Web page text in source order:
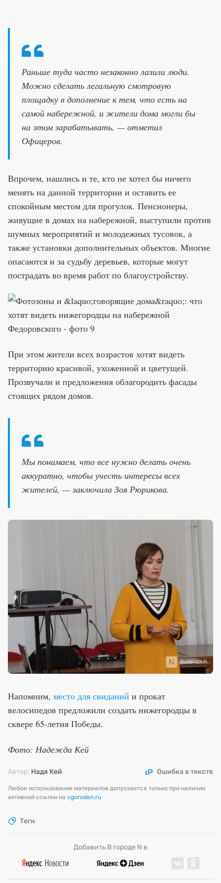
Раньше туда часто незаконно лазили люди.
Можно сделать легальную смотровую
площадку в дополнение к тем, что есть на
самой набережной, и жители дома могли бы
на этом зарабатывать, — отметил
Офицеров.
Впрочем, нашлись и те, кто не хотел бы ничего
менять на данной территории и оставить ее
спокойным местом для прогулок. Пенсионеры,
живущие в домах на набережной, выступили против
шумных мероприятий и молодежных тусовок, а
также установки дополнительных объектов. Многие
опасаются и за судьбу деревьев, которые могут
пострадать во время работ по благоустройству.
При этом жители всех возрастов хотят видеть
территорию красивой, ухоженной и цветущей.
Прозвучали и предложения облагородить фасады
стоящих рядом домов.
Мы понимаем, что все нужно делать очень
аккуратно, чтобы учесть интересы всех
жителей, — заключила Зоя Рюрикова.
Напомним, место для свиданий и прокат
велосипедов предложили создать нижегородцы в
сквере 65-летия Победы.
Фото: Надежда Кей
Автор: Надя Кей Ошибка в тексте
Любое использование материалов допускается только при наличии
активной ссылки на vgoroden.ru
Теги
Добавить В городе N в